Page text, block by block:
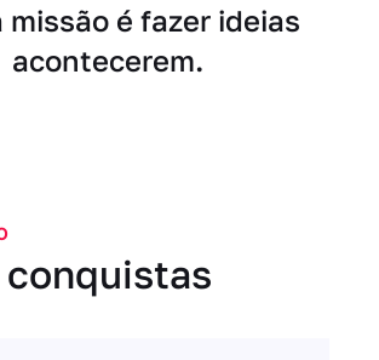
missão é fazer ideias
acontecerem.
conquistas